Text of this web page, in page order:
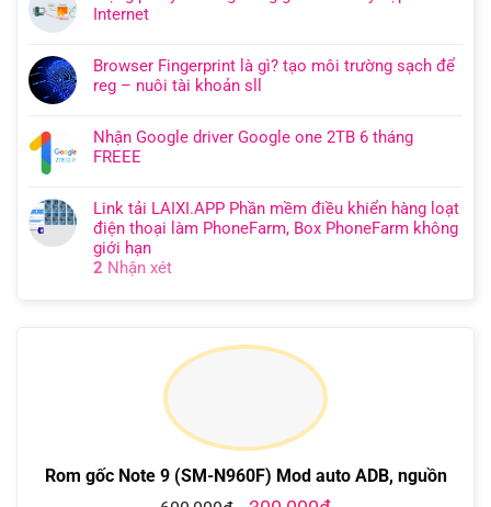
Internet
Browser Fingerprint là gì? tạo môi trường sạch để
reg – nuôi tài khoản sll
Nhận Google driver Google one 2TB 6 tháng
FREEE
Link tải LAIXI.APP Phần mềm điều khiển hàng loạt
điện thoại làm PhoneFarm, Box PhoneFarm không
giới hạn
2 Nhận xét
Rom gốc Note 9 (SM-N960F) Mod auto ADB, nguồn